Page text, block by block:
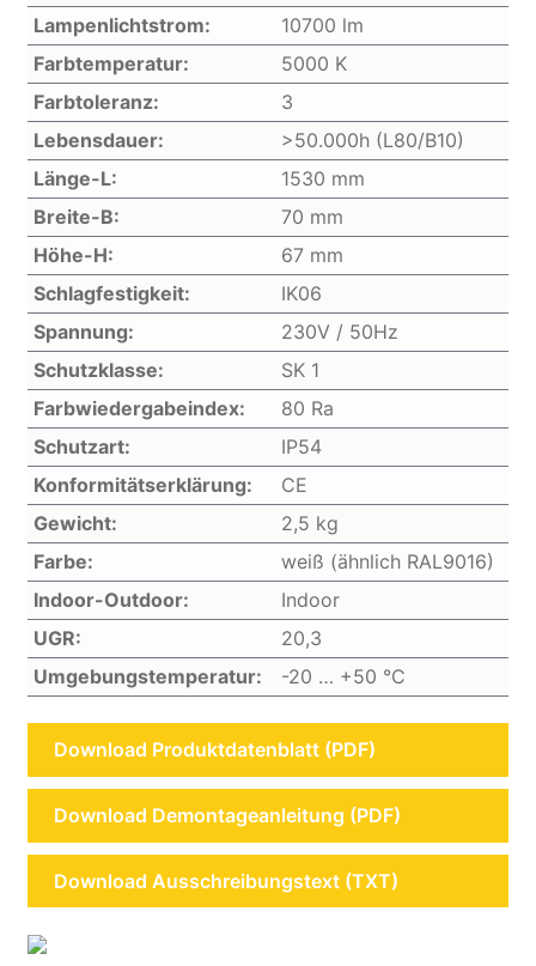
Lampenlichtstrom:
10700 lm
Farbtemperatur:
5000 K
Farbtoleranz:
3
Lebensdauer:
>50.000h (L80/B10)
Länge-L:
1530 mm
Breite-B:
70 mm
Höhe-H:
67 mm
Schlagfestigkeit:
IK06
Spannung:
230V / 50Hz
Schutzklasse:
SK 1
Farbwiedergabeindex:
80 Ra
Schutzart:
IP54
Konformitätserklärung:
CE
Gewicht:
2,5 kg
Farbe:
weiß (ähnlich RAL9016)
Indoor-Outdoor:
Indoor
UGR:
20,3
Umgebungstemperatur:
-20 … +50 °C
Download Produktdatenblatt (PDF)
Download Demontageanleitung (PDF)
Download Ausschreibungstext (TXT)